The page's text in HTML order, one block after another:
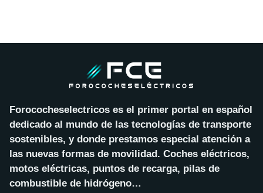
Forococheselectricos es el primer portal en español
dedicado al mundo de las tecnologías de transporte
sostenibles, y donde prestamos especial atención a
las nuevas formas de movilidad. Coches eléctricos,
motos eléctricas, puntos de recarga, pilas de
combustible de hidrógeno…